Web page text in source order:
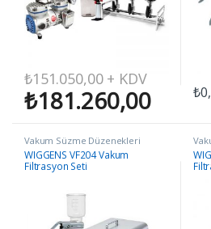
₺151.050,00+ KDV
₺181.260,00 ₺
Vakum Süzme Düzenekleri
WIGGENS VF204 Vakum
Filtrasyon Seti